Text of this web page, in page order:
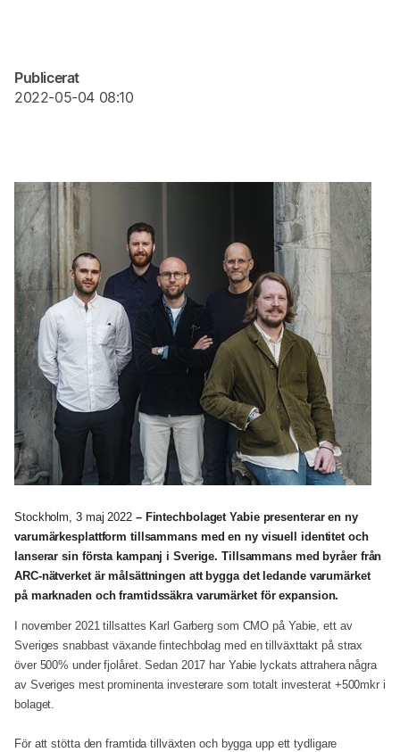
Publicerat
2022-05-04 08:10
Stockholm, 3 maj 2022– Fintechbolaget Yabie presenterar en ny
varumärkesplattform tillsammans med en ny visuell identitet och
lanserar sin första kampanj i Sverige. Tillsammans med byråer från
ARC-nätverket är målsättningen att bygga det ledande varumärket
på marknaden och framtidssäkra varumärket för expansion.
I november 2021 tillsattes Karl Garberg som CMO på Yabie, ett av
Sveriges snabbast växande fintechbolag med en tillväxttakt på strax
över 500% under fjolåret. Sedan 2017 har Yabie lyckats attrahera några
av Sveriges mest prominenta investerare som totalt investerat +500mkr i
bolaget.
För att stötta den framtida tillväxten och bygga upp ett tydligare